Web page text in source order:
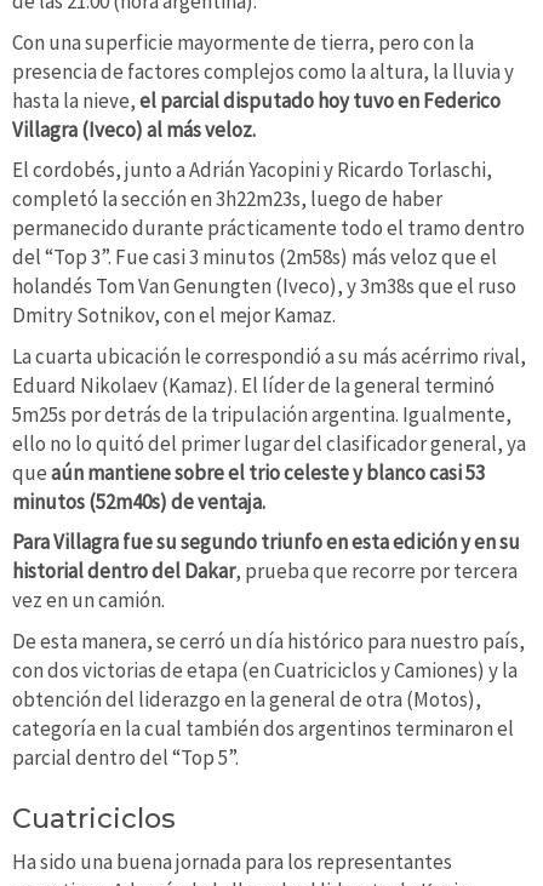
Con una superficie mayormente de tierra, pero con la
presencia de factores complejos como la altura, la lluvia y
hasta la nieve,el parcial disputado hoy tuvo en Federico
Villagra (Iveco) al más veloz.
El cordobés, junto a Adrián Yacopini y Ricardo Torlaschi,
completó la sección en 3h22m23s, luego de haber
permanecido durante prácticamente todo el tramo dentro
del “Top 3”. Fue casi 3 minutos (2m58s) más veloz que el
holandés Tom Van Genungten (Iveco), y 3m38s que el ruso
Dmitry Sotnikov, con el mejor Kamaz.
La cuarta ubicación le correspondió a su más acérrimo rival,
Eduard Nikolaev (Kamaz). El líder de la general terminó
5m25s por detrás de la tripulación argentina. Igualmente,
ello no lo quitó del primer lugar del clasificador general, ya
queaún mantiene sobre el trio celeste y blanco casi 53
minutos (52m40s) de ventaja.
Para Villagra fue su segundo triunfo en esta edición y en su
historial dentro del Dakar, prueba que recorre por tercera
vez en un camión.
De esta manera, se cerró un día histórico para nuestro país,
con dos victorias de etapa (en Cuatriciclos y Camiones) y la
obtención del liderazgo en la general de otra (Motos),
categoría en la cual también dos argentinos terminaron el
parcial dentro del “Top 5”.
Cuatriciclos
Ha sido una buena jornada para los representantes